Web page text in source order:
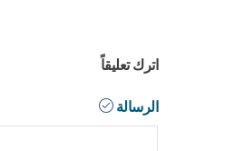
اترك تعليقاً
الرسالة